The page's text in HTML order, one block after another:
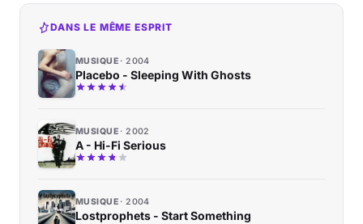
DANS LE MÊME ESPRIT
MUSIQUE 2004
Placebo - Sleeping With Ghosts
MUSIQUE 2002
A - Hi-Fi Serious
MUSIQUE 2004
Lostprophets - Start Something